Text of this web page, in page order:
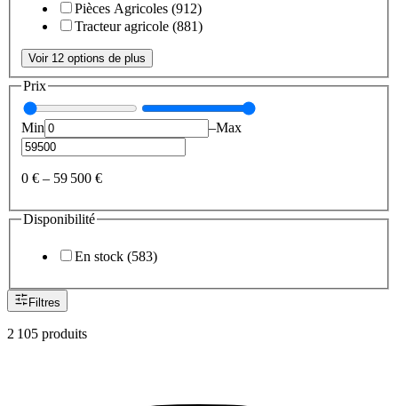
Pièces Agricoles (912)
Tracteur agricole (881)
Voir 12 options de plus
Prix
Min –Max
0 € – 59 500 €
Disponibilité
En stock (583)
Filtres
2 105 produits